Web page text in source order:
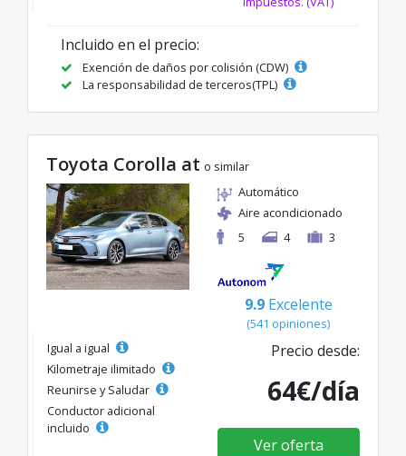
Incluido en el precio:
Exención de daños por colisión (CDW)
La responsabilidad de terceros(TPL)
Toyota Corolla at o similar
Automático
Aire acondicionado
5
4 3
9.9 Excelente
(541 opiniones)
Igual a igual
Kilometraje ilimitado
Reunirse y Saludar
Conductor adicional
incluido
Precio desde:
64€/día
Ver oferta